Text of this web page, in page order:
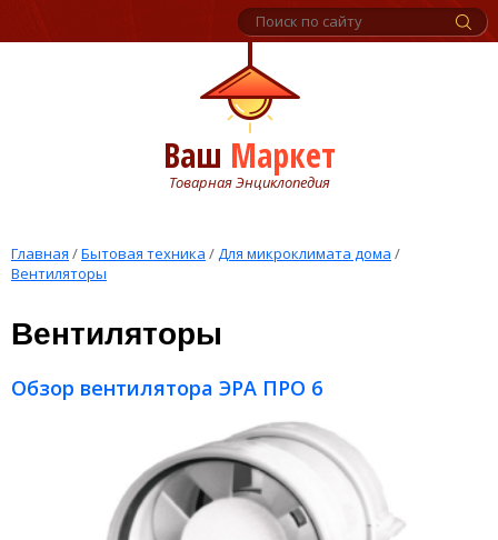
Ваш Маркет
Товарная Энциклопедия
Главная /Бытовая техника /Для микроклимата дома /
Вентиляторы
Вентиляторы
Обзор вентилятора ЭРА ПРО 6